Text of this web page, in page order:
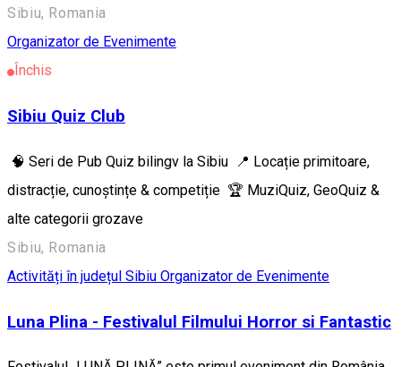
Sibiu, Romania
Organizator de Evenimente
Închis
Sibiu Quiz Club
🧠 Seri de Pub Quiz bilingv la Sibiu 📍 Locație primitoare,
distracție, cunoștințe & competiție 🏆 MuziQuiz, GeoQuiz &
alte categorii grozave
Sibiu, Romania
Activități în județul Sibiu Organizator de Evenimente
Luna Plina - Festivalul Filmului Horror si Fantastic